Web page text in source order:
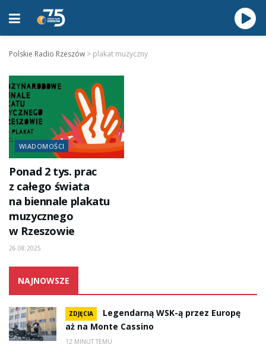
Polskie Radio Rzeszów > plakat muzyczny
WIADOMOŚCI
Ponad 2 tys. prac
z całego świata
na biennale plakatu
muzycznego
w Rzeszowie
26.08.2025
NAJNOWSZE
ZDJĘCIA
Legendarną WSK-ą przez Europę
aż na Monte Cassino
12 MINUT TEMU